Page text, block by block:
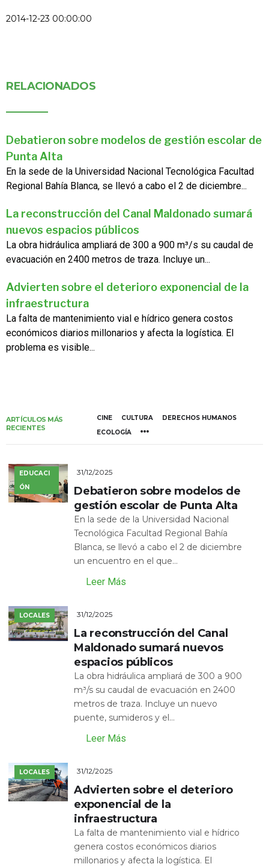
2014-12-23 00:00:00
RELACIONADOS
Debatieron sobre modelos de gestión escolar de
Punta Alta
En la sede de la Universidad Nacional Tecnológica Facultad
Regional Bahía Blanca, se llevó a cabo el 2 de diciembre...
La reconstrucción del Canal Maldonado sumará
nuevos espacios públicos
La obra hidráulica ampliará de 300 a 900 m³/s su caudal de
evacuación en 2400 metros de traza. Incluye un...
Advierten sobre el deterioro exponencial de la
infraestructura
La falta de mantenimiento vial e hídrico genera costos
económicos diarios millonarios y afecta la logística. El
problema es visible...
ARTÍCULOS MÁS
RECIENTES
CINE CULTURA
DERECHOS HUMANOS
ECOLOGÍA
EDUCACI
ÓN
31/12/2025
Debatieron sobre modelos de
gestión escolar de Punta Alta
En la sede de la Universidad Nacional
Tecnológica Facultad Regional Bahía
Blanca, se llevó a cabo el 2 de diciembre
un encuentro en el que...
Leer Más
LOCALES 31/12/2025
La reconstrucción del Canal
Maldonado sumará nuevos
espacios públicos
La obra hidráulica ampliará de 300 a 900
m³/s su caudal de evacuación en 2400
metros de traza. Incluye un nuevo
puente, sumideros y el...
Leer Más
LOCALES 31/12/2025
Advierten sobre el deterioro
exponencial de la
infraestructura
La falta de mantenimiento vial e hídrico
genera costos económicos diarios
millonarios y afecta la logística. El